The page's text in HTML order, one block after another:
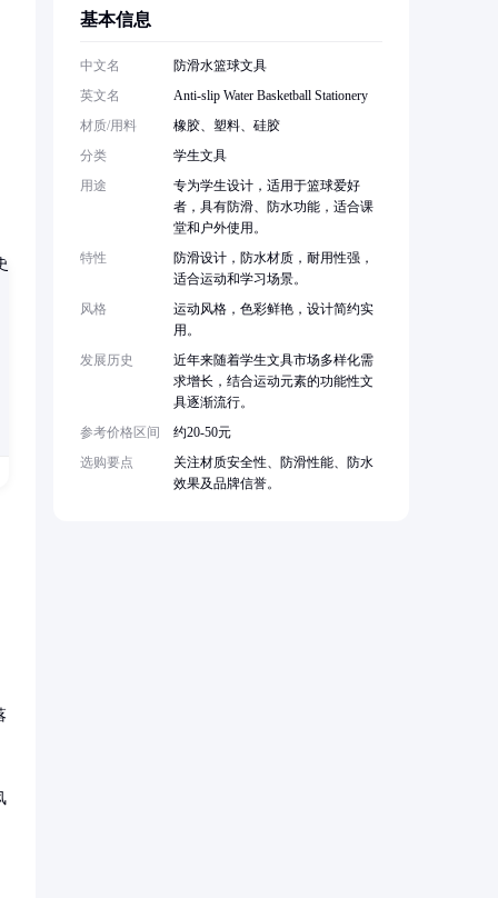
基本信息
中文名
防滑水篮球文具
英文名
Anti-slip Water Basketball Stationery
材质/用料
橡胶、塑料、硅胶
分类
学生文具
用途
专为学生设计，适用于篮球爱好
者，具有防滑、防水功能，适合课
堂和户外使用。
特性
防滑设计，防水材质，耐用性强，
适合运动和学习场景。
风格
运动风格，色彩鲜艳，设计简约实
用。
发展历史
近年来随着学生文具市场多样化需
求增长，结合运动元素的功能性文
具逐渐流行。
参考价格区间
约20-50元
选购要点
关注材质安全性、防滑性能、防水
效果及品牌信誉。